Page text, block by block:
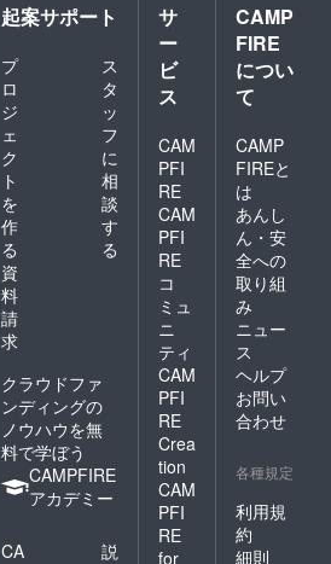
起案サポート
プ
ロ
ジ
ェ
ク
ト
を
作
る
ス
タ
ッ
フ
に
相
談
す
る
資
料
請
求
クラウドファ
ンディングの
ノウハウを無
料で学ぼう
CAMPFIRE
アカデミー
CA
説
サ
ー
ビ
ス
CAM
PFI
RE
CAM
PFI
RE
コ
ミュ
ニ
ティ
CAM
PFI
RE
Crea
tion
CAM
PFI
RE
for
CAMP
FIRE
につい
て
CAMP
FIREと
は
あんし
ん・安
全への
取り組
み
ニュー
ス
ヘルプ
お問い
合わせ
各種規定
利用規
約
細則